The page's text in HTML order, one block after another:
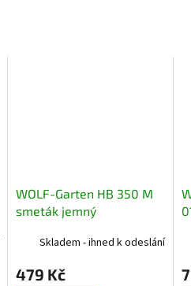
WOLF-Garten HB 350 M
smeták jemný
Skladem - ihned k odeslání
479 Kč